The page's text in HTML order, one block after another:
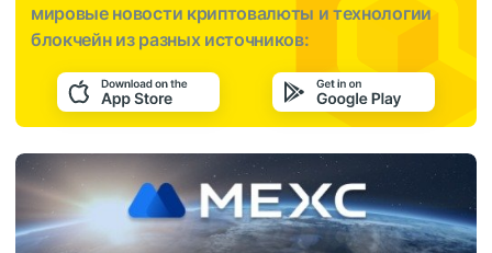
мировые новости криптовалюты и технологии
блокчейн из разных источников: